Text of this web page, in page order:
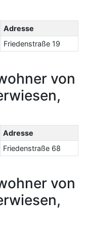
Adresse
Friedenstraße 19
von
Adresse
Friedenstraße 68
von